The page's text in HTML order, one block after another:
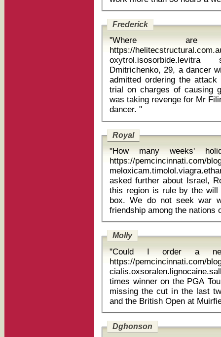
Frederick
"Where
https://
oxytrol.isosorbide.levitra
Dmitrichenko, 29, a dancer
admitted ordering the
trial on charges of causing
was taking revenge for Mr
dancer. "
Royal
"How many weeks'
https://pemcincinnati.com/
asked further about Israel,
this region is rule by the will
box. We do not seek war
Molly
"Could I order a new
https://pemcincinnati.com/
times winner on the PGA
missing the cut in the last
Dghonson